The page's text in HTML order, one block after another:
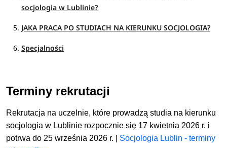
socjologia w Lublinie?
JAKA PRACA PO STUDIACH NA KIERUNKU SOCJOLOGIA?
Specjalności
Terminy rekrutacji
Rekrutacja na uczelnie, które prowadzą studia na kierunku
socjologia w Lublinie rozpocznie się 17 kwietnia 2026 r. i
potrwa do 25 września 2026 r. | Socjologia Lublin - terminy